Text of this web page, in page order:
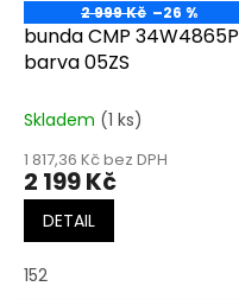
2 999 Kč –26 %
bunda CMP 34W4865P
barva 05ZS
Skladem (1 ks)
1 817,36 Kč bez DPH
2 199 Kč
DETAIL
152